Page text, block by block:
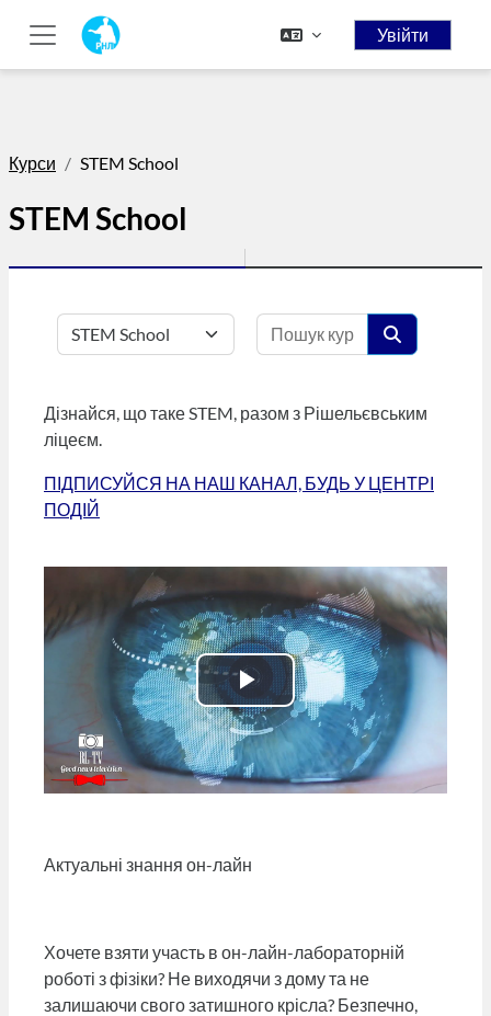
// Add the new slick-theme.css if you want the default styling
Перейти до головного вмісту
Бокова панель
Увійти
Курси STEM School
STEM School
Категорії курсів
Пошук курсів
Пошук
Дізнайся, що таке STEM, разом з Рішельєвським
ліцеєм.
ПІДПИСУЙСЯ НА НАШ КАНАЛ, БУДЬ У ЦЕНТРІ
ПОДІЙ
Відтворити
відео
Актуальні знання он-лайн
Хочете взяти участь в он-лайн-лабораторній
роботі з фізіки? Не виходячи з дому та не
залишаючи свого затишного крісла? Безпечно,